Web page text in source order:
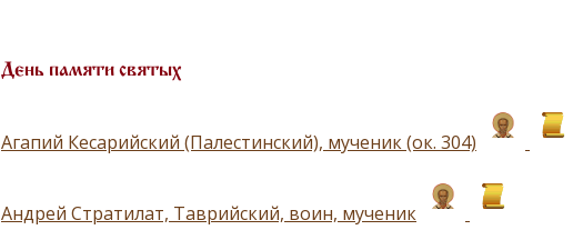
День памяти святых
Агапий Кесарийский (Палестинский), мученик (ок. 304)
Андрей Стратилат, Таврийский, воин, мученик